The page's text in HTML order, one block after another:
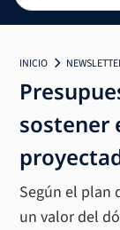
INICIO
sostener
Según el plan
un valor del